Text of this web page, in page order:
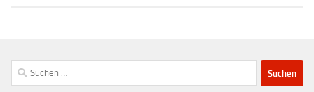
Suchen
nach: